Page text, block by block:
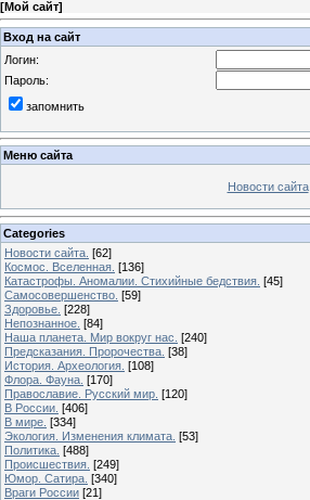
[Мой сайт]
Вход на сайт
Логин:
Пароль:
запомнить
Меню сайта
Новости сайта
Categories
Новости сайта. [62]
Космос. Вселенная. [136]
Катастрофы. Аномалии. Стихийные бедствия. [45]
Самосовершенство. [59]
Здоровье. [228]
Непознанное. [84]
Наша планета. Мир вокруг нас. [240]
Предсказания. Пророчества. [38]
История. Археология. [108]
Флора. Фауна. [170]
Православие. Русский мир. [120]
В России. [406]
В мире. [334]
Экология. Изменения климата. [53]
Политика. [488]
Происшествия. [249]
Юмор. Сатира. [340]
Враги России [21]